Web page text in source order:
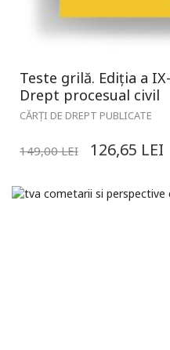
Teste grilă. Ediția a
Drept procesual civil
CĂRȚI DE DREPT PUBLICATE
149,00LEI 126,65 LEI